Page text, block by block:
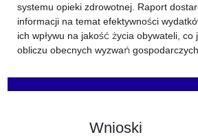
systemu opieki zdrowotnej. Raport
informacji na temat efektywności
ich wpływu na jakość życia obywateli, co
obliczu obecnych wyzwań
Wnioski